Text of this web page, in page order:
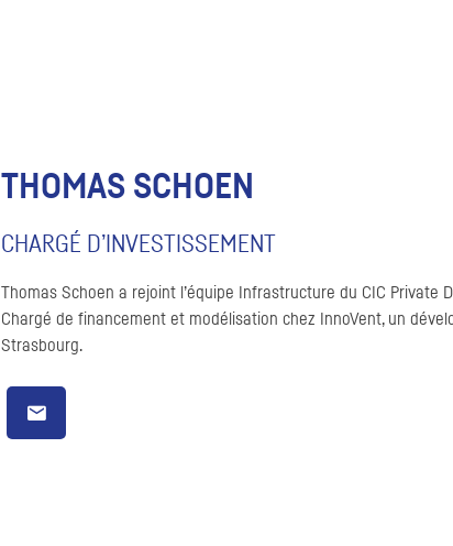
THOMAS SCHOEN
CHARGÉ D’INVESTISSEMENT
Thomas Schoen a rejoint l’équipe Infrastructure du CIC
Chargé de financement et modélisation chez InnoVent, un
Strasbourg.